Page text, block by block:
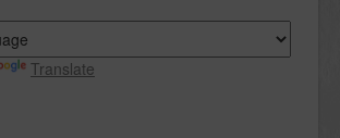
Translate